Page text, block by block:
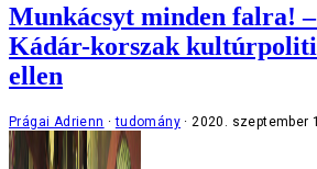
Munkácsyt minden falra!
Kádár-korszak
ellen
Prágai Adrienn tudomány 2020. szeptember